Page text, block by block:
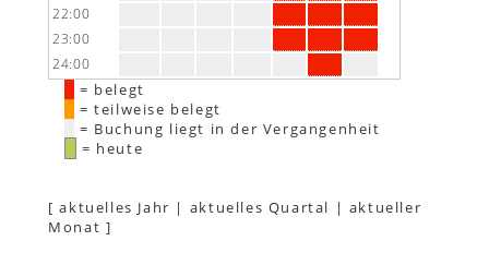
22:00
23:00
24:00
= belegt
= teilweise belegt
= Buchung liegt in der Vergangenheit
= heute
[aktuelles Jahr | aktuelles Quartal | aktueller
Monat ]